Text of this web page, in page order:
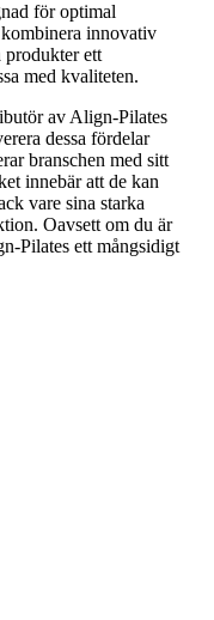
för optimal
innovativ
produkter ett
med kvaliteten.
av Align-Pilates
dessa fördelar
branschen med sitt
innebär att de kan
vare sina starka
Oavsett om du är
Pilates ett mångsidigt